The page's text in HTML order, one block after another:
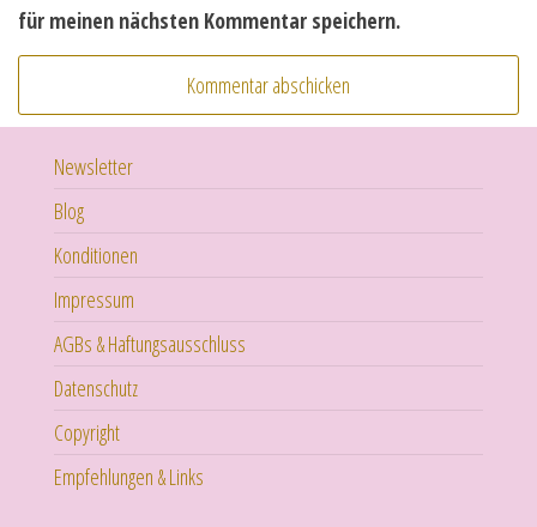
für meinen nächsten Kommentar speichern.
Newsletter
Blog
Konditionen
Impressum
AGBs & Haftungsausschluss
Datenschutz
Copyright
Empfehlungen & Links